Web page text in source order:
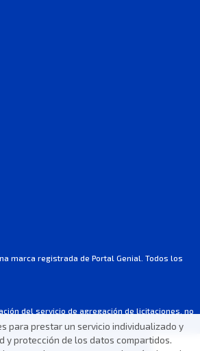
para prestar un servicio individualizado y
y protección de los datos compartidos.
del servicio de agregación de licitaciones, no
contratación.
contener imprecisiones involuntarias. Consultá
de cada licitación.
marca registrada de Portal Genial. Todos los